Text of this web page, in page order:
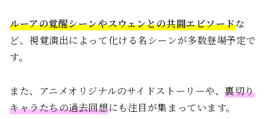
ルーアの覚醒シーンやスウェンとの共闘エピソードな
ど、視覚演出によって化ける名シーンが多数登場予定で
す。
また、アニメオリジナルのサイドストーリーや、裏切り
キャラたちの過去回想にも注目が集まっています。